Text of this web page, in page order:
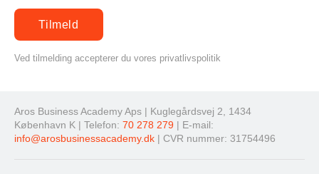
Ved tilmelding accepterer du vores privatlivspolitik
Aros Business Academy Aps | Kuglegårdsvej 2, 1434
København K | Telefon: 70 278 279 | E-mail:
info@arosbusinessacademy.dk | CVR nummer: 31754496